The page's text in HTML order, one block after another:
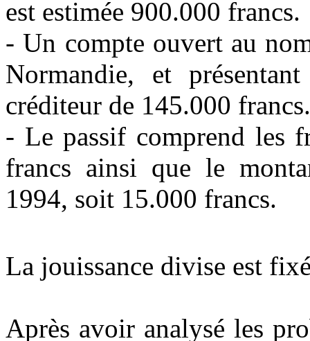
est estimée 900.000 francs.
‑ Un compte ouvert au
Normandie, et
créditeur de 145.000 francs.
‑ Le passif comprend les
francs ainsi que le
1994, soit 15.000 francs.
La jouissance divise est
Après avoir analysé les